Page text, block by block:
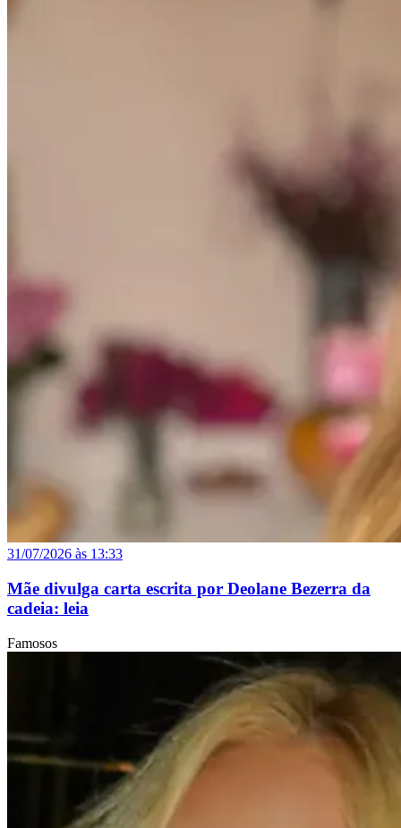
31/07/2026 às 13:33
Mãe divulga carta escrita por Deolane Bezerra da
cadeia: leia
Famosos